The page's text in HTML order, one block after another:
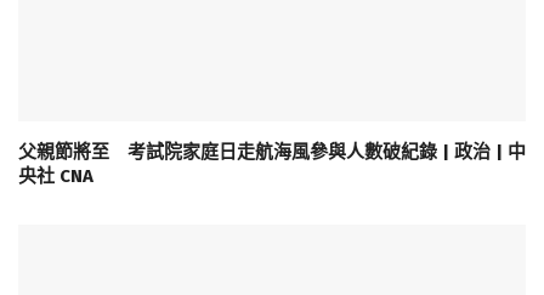
父親節將至 考試院家庭日走航海風參與人數破紀錄 | 政治 | 中
央社 CNA